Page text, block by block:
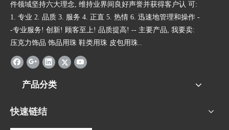
件领域坚持六大理念, 维持业界间良好声誉并获得客户认 可:
1. 专业 2. 品质 3. 服务 4. 正直 5. 热情 6. 迅速地管理和操作 -
-专业服务! 创新! 顾客至上! 品质提高! -- 主要产品, 我要卖:
压克力饰品 饰品用珠 鞋类用珠 皮包用珠..
产品分类
快速链结